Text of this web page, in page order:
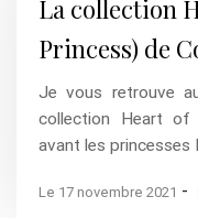
La collection
Princess) de
Je vous retrouve
collection Heart of
avant les princesses
Le 17 novembre 2021 -